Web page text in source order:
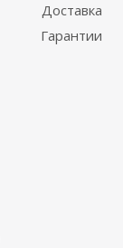
Доставка
Гарантии